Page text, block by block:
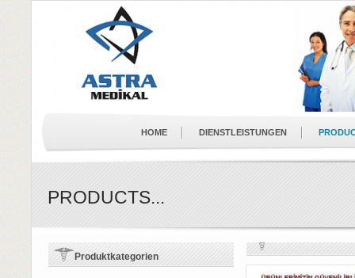
HOME DIENSTLEISTUNGEN
PRODUCTS...
Produktkategorien